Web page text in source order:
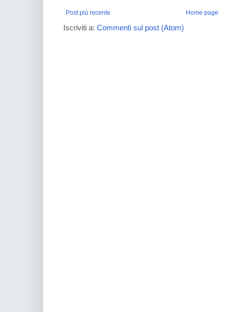
Post più recente Home page
Iscriviti a: Commenti sul post (Atom)